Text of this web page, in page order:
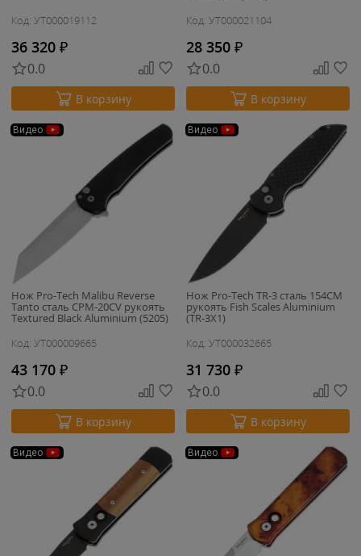
Код: УТ000019112
36 320 ₽
0.0
В корзину
Код: УТ000021104
28 350 ₽
0.0
В корзину
Видео
Нож Pro-Tech Malibu Reverse
Tanto сталь CPM-20CV рукоять
Textured Black Aluminium (5205)
Код: УТ000009665
43 170 ₽
0.0
В корзину
Видео
Нож Pro-Tech TR-3 сталь 154CM
рукоять Fish Scales Aluminium
(TR-3X1)
Код: УТ000032665
31 730 ₽
0.0
В корзину
Видео Видео